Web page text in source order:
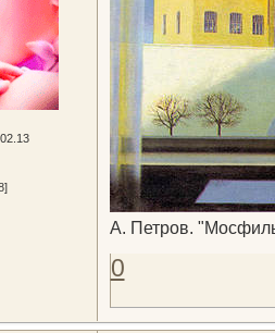
А. Петров.
0